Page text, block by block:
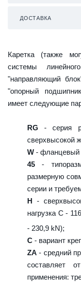
ДОСТАВКА
Каретка (также
системы
"направляющий
"опорный
имеет следующие
RG - серия
сверхвысокой
W - фланцевый
45 -
размерную
серии и
H -
нагрузка C -
- 230,9 kN);
C - вариант
ZA - средний
составляет
применения: